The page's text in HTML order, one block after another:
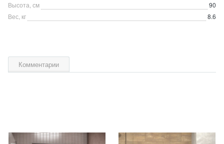
Высота, см
90
Вес, кг
8.6
Комментарии